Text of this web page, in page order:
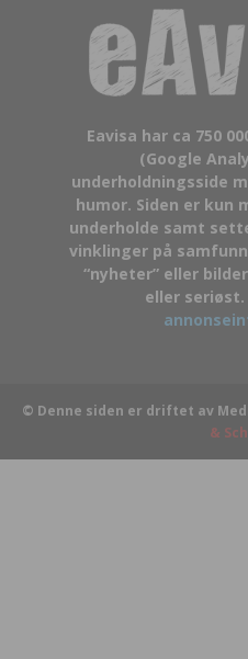
Eavisa har ca 750
(Google
underholdningsside
humor. Siden er kun
underholde samt
vinklinger på
“nyheter” eller
eller seriøst.
© Denne siden er driftet av
&